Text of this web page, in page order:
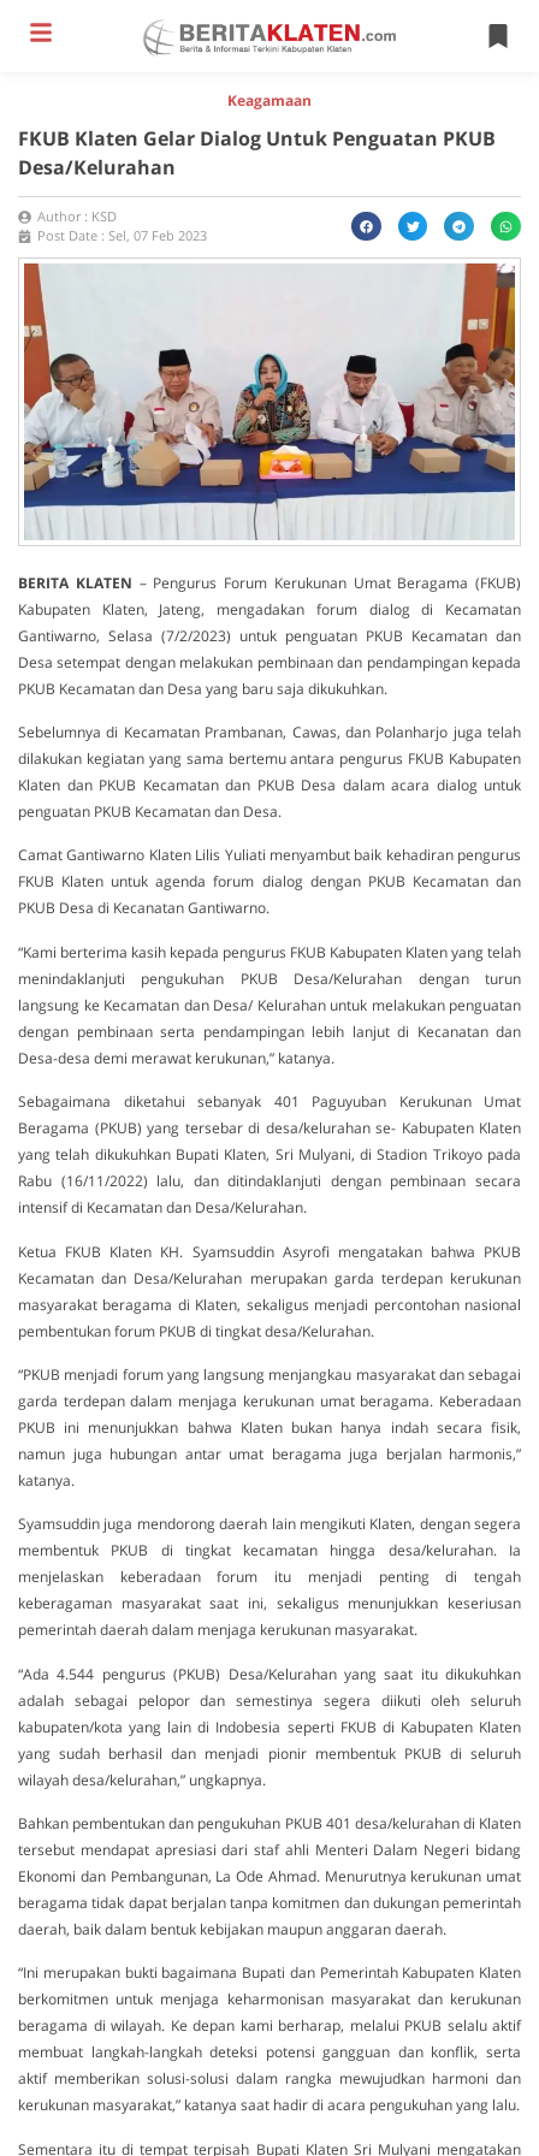
Keagamaan
FKUB Klaten Gelar Dialog Untuk Penguatan PKUB
Desa/Kelurahan
Author : KSD
Post Date : Sel, 07 Feb 2023
BERITA KLATEN – Pengurus Forum Kerukunan Umat Beragama (FKUB)
Kabupaten Klaten, Jateng, mengadakan forum dialog di Kecamatan
Gantiwarno, Selasa (7/2/2023) untuk penguatan PKUB Kecamatan dan
Desa setempat dengan melakukan pembinaan dan pendampingan kepada
PKUB Kecamatan dan Desa yang baru saja dikukuhkan.
Sebelumnya di Kecamatan Prambanan, Cawas, dan Polanharjo juga telah
dilakukan kegiatan yang sama bertemu antara pengurus FKUB Kabupaten
Klaten dan PKUB Kecamatan dan PKUB Desa dalam acara dialog untuk
penguatan PKUB Kecamatan dan Desa.
Camat Gantiwarno Klaten Lilis Yuliati menyambut baik kehadiran pengurus
FKUB Klaten untuk agenda forum dialog dengan PKUB Kecamatan dan
PKUB Desa di Kecanatan Gantiwarno.
“Kami berterima kasih kepada pengurus FKUB Kabupaten Klaten yang telah
menindaklanjuti pengukuhan PKUB Desa/Kelurahan dengan turun
langsung ke Kecamatan dan Desa/ Kelurahan untuk melakukan penguatan
dengan pembinaan serta pendampingan lebih lanjut di Kecanatan dan
Desa-desa demi merawat kerukunan,” katanya.
Sebagaimana diketahui sebanyak 401 Paguyuban Kerukunan Umat
Beragama (PKUB) yang tersebar di desa/kelurahan se- Kabupaten Klaten
yang telah dikukuhkan Bupati Klaten, Sri Mulyani, di Stadion Trikoyo pada
Rabu (16/11/2022) lalu, dan ditindaklanjuti dengan pembinaan secara
intensif di Kecamatan dan Desa/Kelurahan.
Ketua FKUB Klaten KH. Syamsuddin Asyrofi mengatakan bahwa PKUB
Kecamatan dan Desa/Kelurahan merupakan garda terdepan kerukunan
masyarakat beragama di Klaten, sekaligus menjadi percontohan nasional
pembentukan forum PKUB di tingkat desa/Kelurahan.
“PKUB menjadi forum yang langsung menjangkau masyarakat dan sebagai
garda terdepan dalam menjaga kerukunan umat beragama. Keberadaan
PKUB ini menunjukkan bahwa Klaten bukan hanya indah secara fisik,
namun juga hubungan antar umat beragama juga berjalan harmonis,”
katanya.
Syamsuddin juga mendorong daerah lain mengikuti Klaten, dengan segera
membentuk PKUB di tingkat kecamatan hingga desa/kelurahan. Ia
menjelaskan keberadaan forum itu menjadi penting di tengah
keberagaman masyarakat saat ini, sekaligus menunjukkan keseriusan
pemerintah daerah dalam menjaga kerukunan masyarakat.
“Ada 4.544 pengurus (PKUB) Desa/Kelurahan yang saat itu dikukuhkan
adalah sebagai pelopor dan semestinya segera diikuti oleh seluruh
kabupaten/kota yang lain di Indobesia seperti FKUB di Kabupaten Klaten
yang sudah berhasil dan menjadi pionir membentuk PKUB di seluruh
wilayah desa/kelurahan,” ungkapnya.
Bahkan pembentukan dan pengukuhan PKUB 401 desa/kelurahan di Klaten
tersebut mendapat apresiasi dari staf ahli Menteri Dalam Negeri bidang
Ekonomi dan Pembangunan, La Ode Ahmad. Menurutnya kerukunan umat
beragama tidak dapat berjalan tanpa komitmen dan dukungan pemerintah
daerah, baik dalam bentuk kebijakan maupun anggaran daerah.
“Ini merupakan bukti bagaimana Bupati dan Pemerintah Kabupaten Klaten
berkomitmen untuk menjaga keharmonisan masyarakat dan kerukunan
beragama di wilayah. Ke depan kami berharap, melalui PKUB selalu aktif
membuat langkah-langkah deteksi potensi gangguan dan konflik, serta
aktif memberikan solusi-solusi dalam rangka mewujudkan harmoni dan
kerukunan masyarakat,” katanya saat hadir di acara pengukuhan yang lalu.
Sementara itu di tempat terpisah Bupati Klaten Sri Mulyani mengatakan